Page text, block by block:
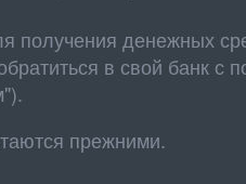
получения денежных
в свой банк с
прежними.